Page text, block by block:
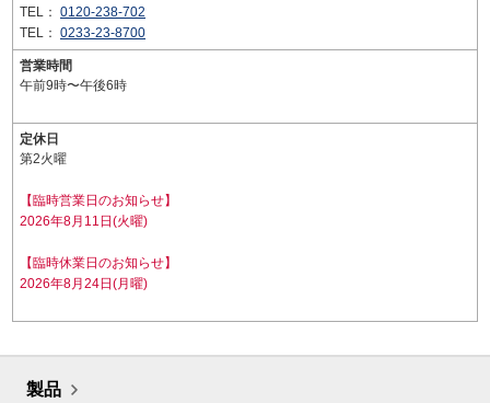
TEL： 0120-238-702
TEL： 0233-23-8700
営業時間
午前9時〜午後6時
定休日
第2火曜
【臨時営業日のお知らせ】
2026年8月11日(火曜)
【臨時休業日のお知らせ】
2026年8月24日(月曜)
製品